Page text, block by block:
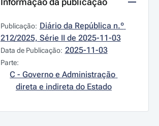
Publicação: Diário da República n.º
212/2025, Série II de 2025-11-03
Data de Publicação: 2025-11-03
Parte:
C - Governo e Administração
direta e indireta do Estado